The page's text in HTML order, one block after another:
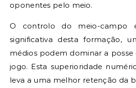
oponentes pelo meio.
O controlo do meio-campo
significativa desta formação,
médios podem dominar a
jogo. Esta superioridade
leva a uma melhor retenção da